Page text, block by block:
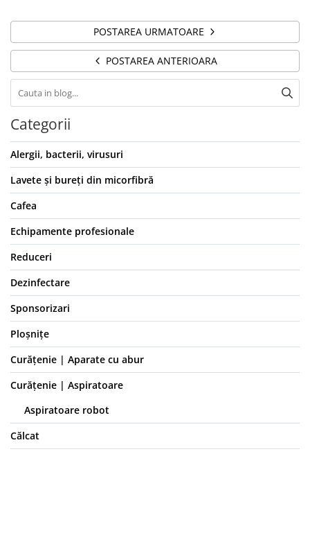
POSTAREA URMATOARE
POSTAREA ANTERIOARA
Categorii
Alergii, bacterii, virusuri
Lavete și bureți din micorfibră
Cafea
Echipamente profesionale
Reduceri
Dezinfectare
Sponsorizari
Ploșnițe
Curățenie | Aparate cu abur
Curățenie | Aspiratoare
Aspiratoare robot
Călcat